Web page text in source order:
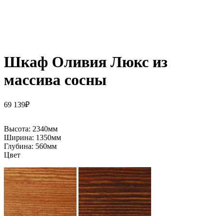
Шкаф Оливия Люкс из
массива сосны
69 139₽
Высота: 2340мм
Ширина: 1350мм
Глубина: 560мм
Цвет